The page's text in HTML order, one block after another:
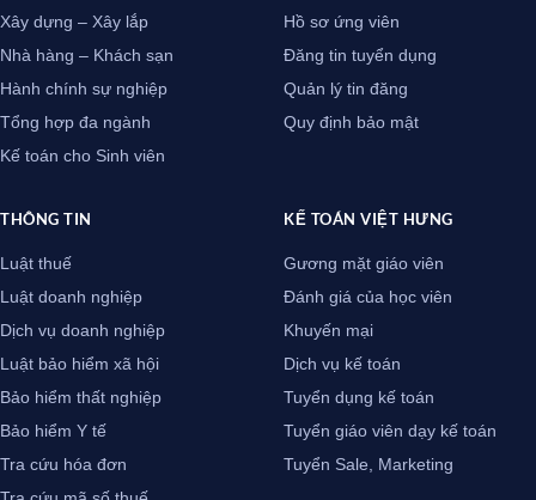
Xây dựng – Xây lắp
Nhà hàng – Khách sạn
Hành chính sự nghiệp
Tổng hợp đa ngành
Kế toán cho Sinh viên
Hồ sơ ứng viên
Đăng tin tuyển dụng
Quản lý tin đăng
Quy định bảo mật
THÔNG TIN
Luật thuế
Luật doanh nghiệp
Dịch vụ doanh nghiệp
Luật bảo hiểm xã hội
Bảo hiểm thất nghiệp
Bảo hiểm Y tế
Tra cứu hóa đơn
KẾ TOÁN VIỆT HƯNG
Gương mặt giáo viên
Đánh giá của học viên
Khuyến mại
Dịch vụ kế toán
Tuyển dụng kế toán
Tuyển giáo viên dạy kế toán
Tuyển Sale, Marketing